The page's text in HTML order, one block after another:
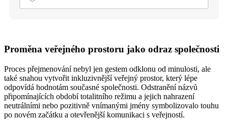
Proměna veřejného prostoru jako odraz společnosti
Proces přejmenování nebyl jen gestem odklonu od minulosti, ale
také snahou vytvořit inkluzivnější veřejný prostor, který lépe
odpovídá hodnotám současné společnosti. Odstranění názvů
připomínajících období totalitního režimu a jejich nahrazení
neutrálními nebo pozitivně vnímanými jmény symbolizovalo touhu
po novém začátku a otevřenější komunikaci s veřejností.